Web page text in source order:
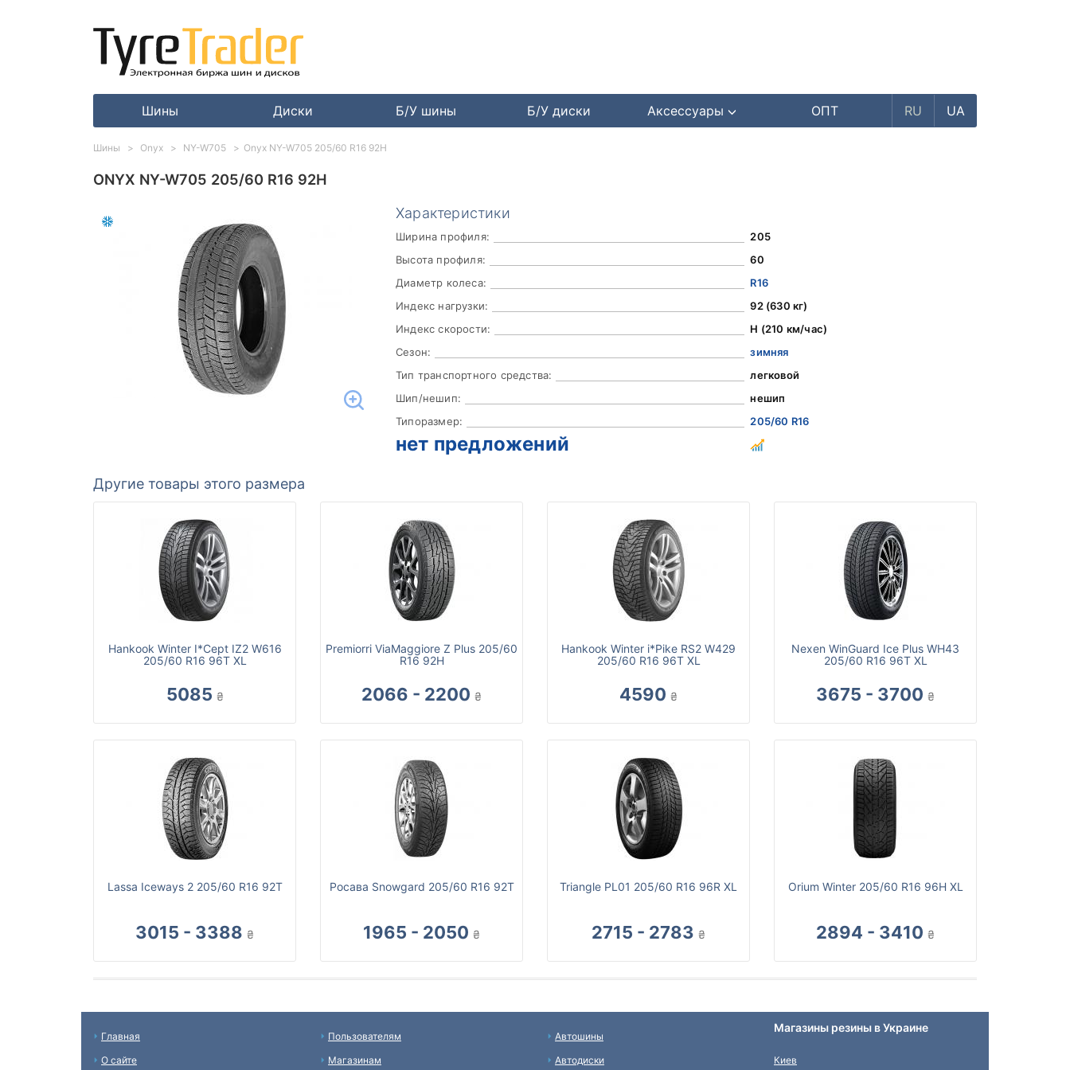
Шины Диски Б/У шины Б/У диски Аксессуары ОПТ RU UA
ONYX NY-W705 205/60 R16 92H
Характеристики
Ширина профиля:
205
Высота профиля:
60
Диаметр колеса:
R16
Индекс нагрузки:
92 (630 кг)
Индекс скорости:
H (210 км/час)
Сезон:
зимняя
Тип транспортного средства:
легковой
Шип/нешип:
нешип
Типоразмер:
205/60 R16
нет предложений
Другие товары этого размера
Hankook Winter I*Cept IZ2 W616
205/60 R16 96T XL
5085 ₴
Premiorri ViaMaggiore Z Plus 205/60
R16 92H
2066 - 2200 ₴
Hankook Winter i*Pike RS2 W429
205/60 R16 96T XL
4590 ₴
Nexen WinGuard Ice Plus WH43
205/60 R16 96T XL
3675 - 3700 ₴
Lassa Iceways 2 205/60 R16 92T
3015 - 3388 ₴
Росава Snowgard 205/60 R16 92T
1965 - 2050 ₴
Triangle PL01 205/60 R16 96R XL
2715 - 2783 ₴
Orium Winter 205/60 R16 96H XL
2894 - 3410 ₴
Шины Onyx NY-W705 Onyx NY-W705 205/60 R16 92H
Главная
О сайте
Пользователям
Магазинам
Автошины
Автодиски
Магазины резины в Украине
Киев